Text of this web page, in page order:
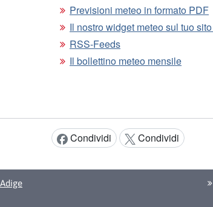
Previsioni meteo in formato PDF
Il nostro widget meteo sul tuo
RSS-Feeds
Il bollettino meteo mensile
Condividi:
Condividi Condividi